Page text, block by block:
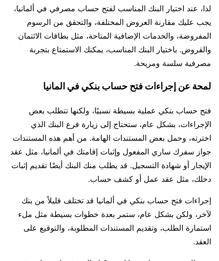
لذا، عند اختيار البنك المناسب لفتح حساب مصرفي في ألمانيا،
يجب عليك مقارنة العروض المختلفة، والتحقق من الرسوم
المفروضة، والخدمات الإضافية المتاحة، مثل بطاقات الائتمان
والقروض. باختيار البنك المناسب، يمكنك الاستمتاع بتجربة
مصرفية سلسة ومريحة.
لمحة عن إجراءات فتح حساب بنكي في المانيا
فتح حساب بنكي عملية بسيطة نسبيًا، ولكنها تتطلب بعض
الإجراءات، بشكل عام، ستحتاج إلى زيارة فرع البنك الذي
اخترته، وحمل بعض المستندات الهامة. من أهم هذه المستندات
جواز سفرك ساري المفعول وإثبات إقامتك في ألمانيا، مثل عقد
الإيجار أو شهادة التسجيل. قد يطلب منك البنك أيضًا تقديم إثبات
دخلك، مثل عقد عمل أو كشف حساب.
إجراءات فتح حساب بنكي في ألمانيا قد تختلف قليلاً من بنك
لآخر، ولكن بشكل عام، ستمر بعدة خطوات بسيطة مثل ملء
استمارة الطلب، وتقديم المستندات المطلوبة، والتوقيع على
العقد.